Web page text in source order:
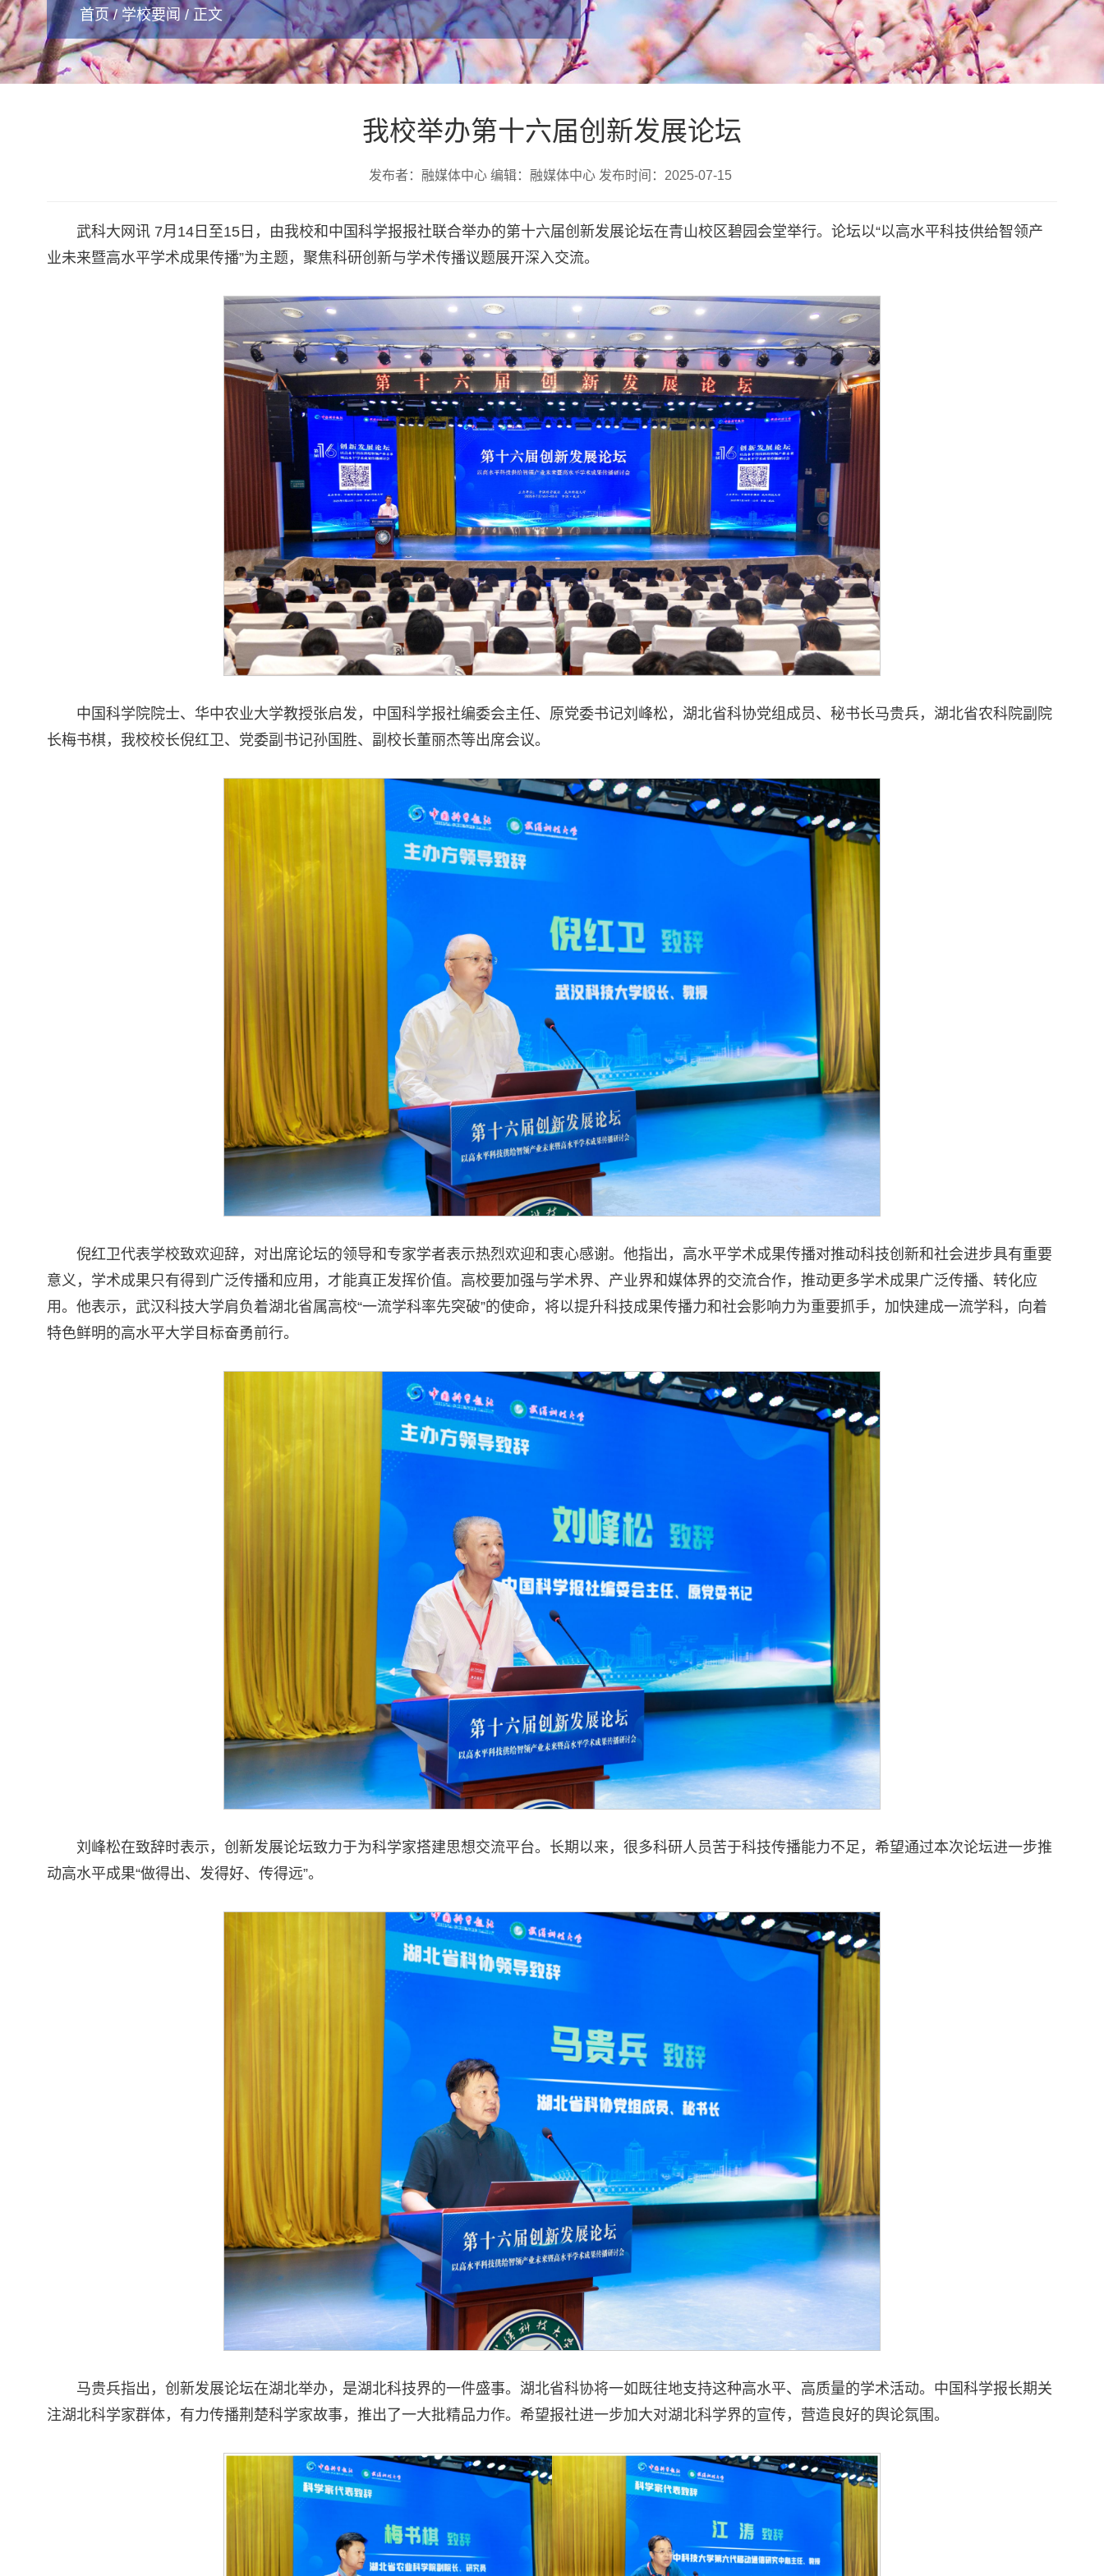
首页/ 学校要闻 / 正文
我校举办第十六届创新发展论坛
发布者：融媒体中心 编辑：融媒体中心 发布时间：2025-07-15
武科大网讯 7月14日至15日，由我校和中国科学报报社联合举办的第十六届创新发展论坛在青山校区碧园会堂举行。论坛以“以高水平科技供给智领产
业未来暨高水平学术成果传播”为主题，聚焦科研创新与学术传播议题展开深入交流。
中国科学院院士、华中农业大学教授张启发，中国科学报社编委会主任、原党委书记刘峰松，湖北省科协党组成员、秘书长马贵兵，湖北省农科院副院
长梅书棋，我校校长倪红卫、党委副书记孙国胜、副校长董丽杰等出席会议。
倪红卫代表学校致欢迎辞，对出席论坛的领导和专家学者表示热烈欢迎和衷心感谢。他指出，高水平学术成果传播对推动科技创新和社会进步具有重要
意义，学术成果只有得到广泛传播和应用，才能真正发挥价值。高校要加强与学术界、产业界和媒体界的交流合作，推动更多学术成果广泛传播、转化应
用。他表示，武汉科技大学肩负着湖北省属高校“一流学科率先突破”的使命，将以提升科技成果传播力和社会影响力为重要抓手，加快建成一流学科，向着
特色鲜明的高水平大学目标奋勇前行。
刘峰松在致辞时表示，创新发展论坛致力于为科学家搭建思想交流平台。长期以来，很多科研人员苦于科技传播能力不足，希望通过本次论坛进一步推
动高水平成果“做得出、发得好、传得远”。
马贵兵指出，创新发展论坛在湖北举办，是湖北科技界的一件盛事。湖北省科协将一如既往地支持这种高水平、高质量的学术活动。中国科学报长期关
注湖北科学家群体，有力传播荆楚科学家故事，推出了一大批精品力作。希望报社进一步加大对湖北科学界的宣传，营造良好的舆论氛围。